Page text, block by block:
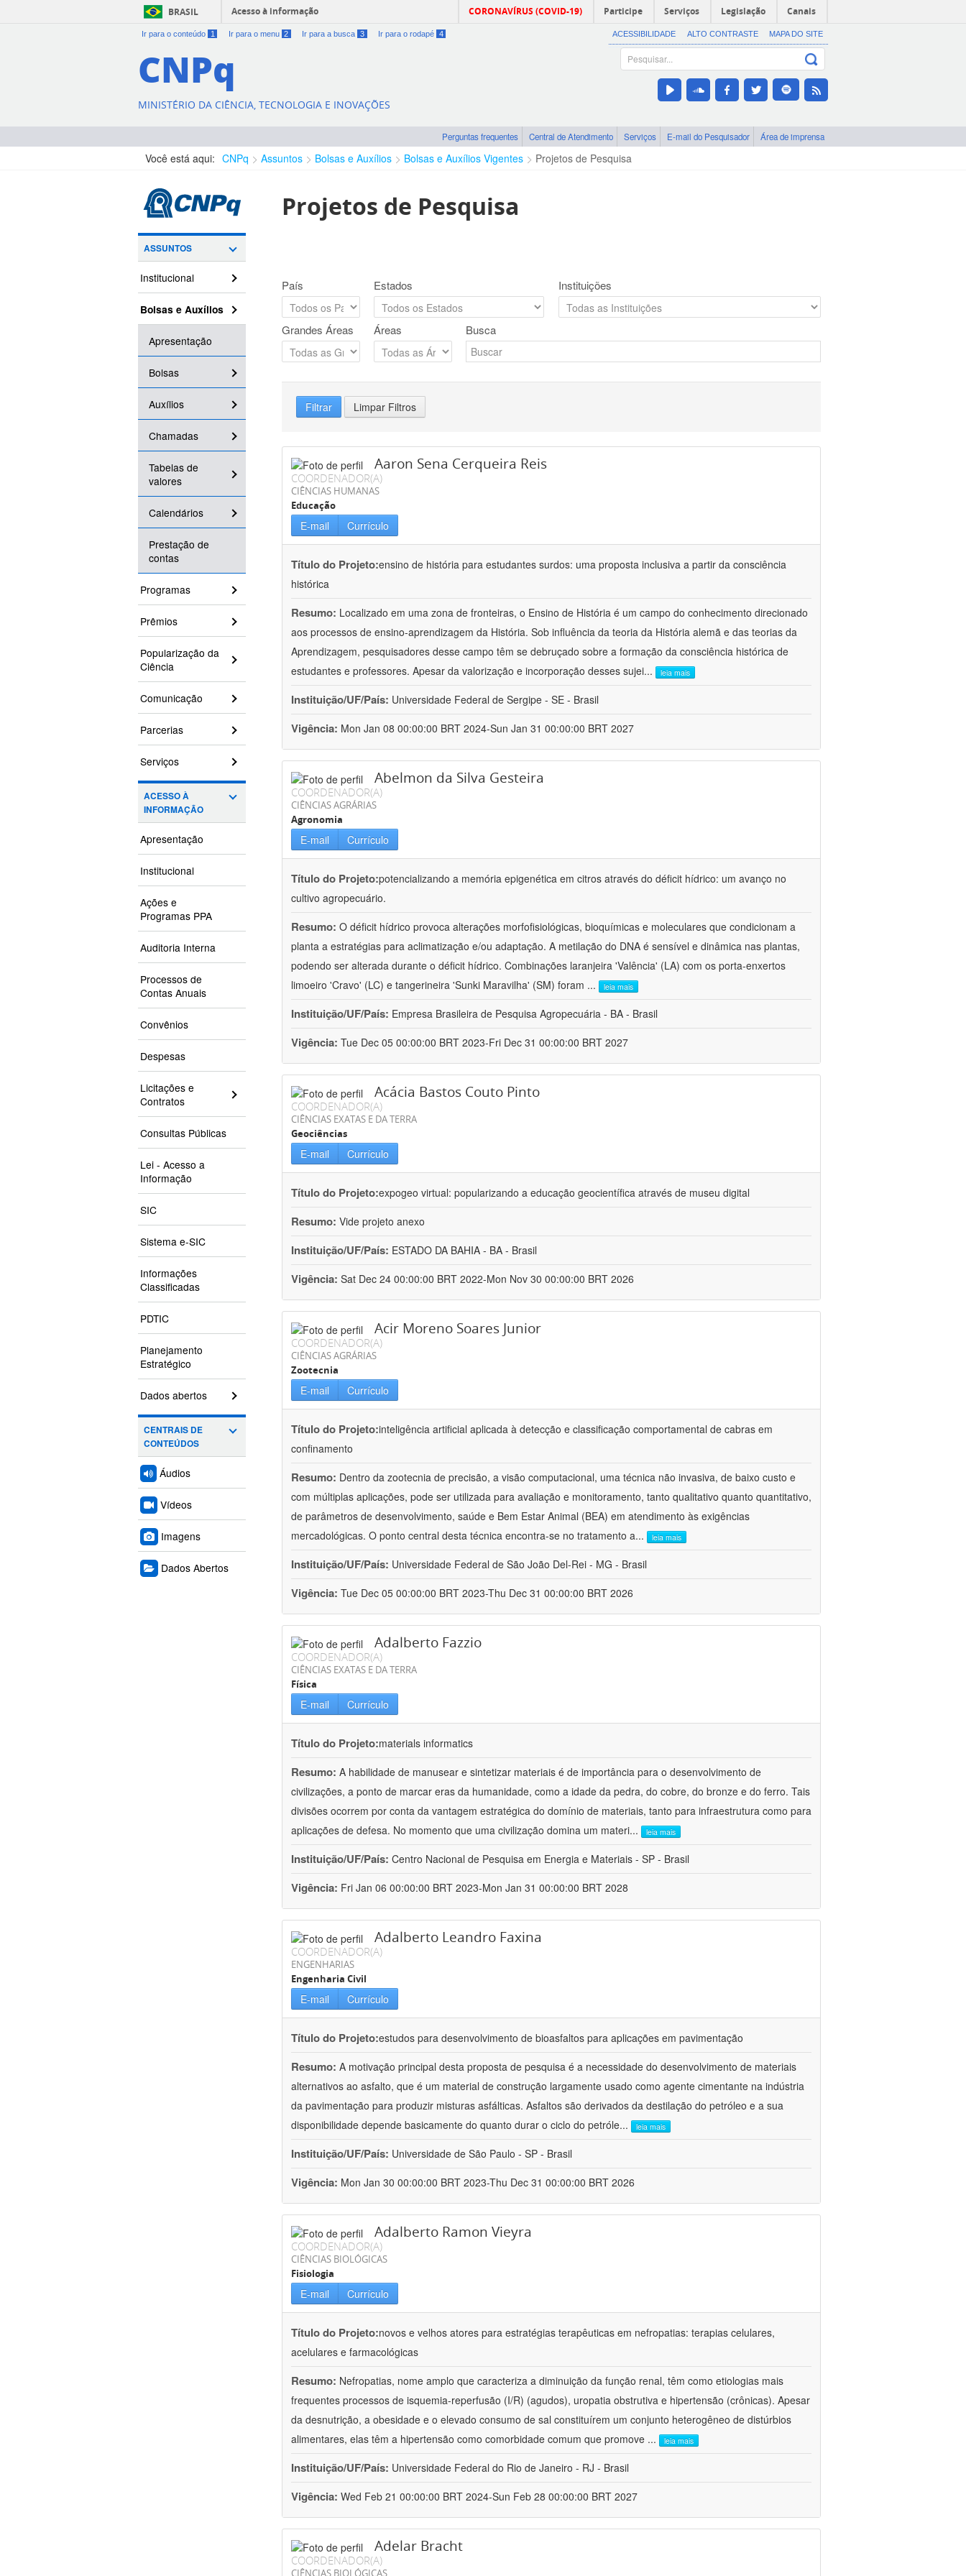
BRASIL Acesso à informação CORONAVÍRUS (COVID-19) Participe Serviços Legislação Canais
Ir para o conteúdo 1 Ir para o menu 2 Ir para a busca 3 Ir para o rodapé 4 ACESSIBILIDADE ALTO CONTRASTE MAPA DO SITE
CNPq
MINISTÉRIO DA CIÊNCIA, TECNOLOGIA E INOVAÇÕES
Perguntas frequentes Central de Atendimento Serviços E-mail do Pesquisador Área de imprensa
Você está aqui: CNPq Assuntos Bolsas e Auxílios Bolsas e Auxílios Vigentes Projetos de Pesquisa
ASSUNTOS
Institucional
Bolsas e Auxílios
Apresentação
Bolsas
Auxílios
Chamadas
Tabelas de
valores
Calendários
Prestação de
contas
Programas
Prêmios
Popularização da
Ciência
Comunicação
Parcerias
Serviços
ACESSO À
INFORMAÇÃO
Apresentação
Institucional
Ações e
Programas PPA
Auditoria Interna
Processos de
Contas Anuais
Convênios
Despesas
Licitações e
Contratos
Consultas Públicas
Lei - Acesso a
Informação
SIC
Sistema e-SIC
Informações
Classificadas
PDTIC
Planejamento
Estratégico
Dados abertos
CENTRAIS DE
CONTEÚDOS
Áudios
Vídeos
Imagens
Dados Abertos
Projetos de Pesquisa
País Estados Instituições
Grandes Áreas Áreas Busca
Filtrar Limpar Filtros
Aaron Sena Cerqueira Reis
COORDENADOR(A)
CIÊNCIAS HUMANAS
Educação
E-mail Currículo
Título do Projeto:ensino de história para estudantes surdos: uma proposta inclusiva a partir da consciência
histórica
Resumo: Localizado em uma zona de fronteiras, o Ensino de História é um campo do conhecimento direcionado
aos processos de ensino-aprendizagem da História. Sob influência da teoria da História alemã e das teorias da
Aprendizagem, pesquisadores desse campo têm se debruçado sobre a formação da consciência histórica de
estudantes e professores. Apesar da valorização e incorporação desses sujei... leia mais
Instituição/UF/País: Universidade Federal de Sergipe - SE - Brasil
Vigência: Mon Jan 08 00:00:00 BRT 2024-Sun Jan 31 00:00:00 BRT 2027
Abelmon da Silva Gesteira
COORDENADOR(A)
CIÊNCIAS AGRÁRIAS
Agronomia
E-mail Currículo
Título do Projeto:potencializando a memória epigenética em citros através do déficit hídrico: um avanço no
cultivo agropecuário.
Resumo: O déficit hídrico provoca alterações morfofisiológicas, bioquímicas e moleculares que condicionam a
planta a estratégias para aclimatização e/ou adaptação. A metilação do DNA é sensível e dinâmica nas plantas,
podendo ser alterada durante o déficit hídrico. Combinações laranjeira 'Valência' (LA) com os porta-enxertos
limoeiro 'Cravo' (LC) e tangerineira 'Sunki Maravilha' (SM) foram ... leia mais
Instituição/UF/País: Empresa Brasileira de Pesquisa Agropecuária - BA - Brasil
Vigência: Tue Dec 05 00:00:00 BRT 2023-Fri Dec 31 00:00:00 BRT 2027
Acácia Bastos Couto Pinto
COORDENADOR(A)
CIÊNCIAS EXATAS E DA TERRA
Geociências
E-mail Currículo
Título do Projeto:expogeo virtual: popularizando a educação geocientífica através de museu digital
Resumo: Vide projeto anexo
Instituição/UF/País: ESTADO DA BAHIA - BA - Brasil
Vigência: Sat Dec 24 00:00:00 BRT 2022-Mon Nov 30 00:00:00 BRT 2026
Acir Moreno Soares Junior
COORDENADOR(A)
CIÊNCIAS AGRÁRIAS
Zootecnia
E-mail Currículo
Título do Projeto:inteligência artificial aplicada à detecção e classificação comportamental de cabras em
confinamento
Resumo: Dentro da zootecnia de precisão, a visão computacional, uma técnica não invasiva, de baixo custo e
com múltiplas aplicações, pode ser utilizada para avaliação e monitoramento, tanto qualitativo quanto quantitativo,
de parâmetros de desenvolvimento, saúde e Bem Estar Animal (BEA) em atendimento às exigências
mercadológicas. O ponto central desta técnica encontra-se no tratamento a... leia mais
Instituição/UF/País: Universidade Federal de São João Del-Rei - MG - Brasil
Vigência: Tue Dec 05 00:00:00 BRT 2023-Thu Dec 31 00:00:00 BRT 2026
Adalberto Fazzio
COORDENADOR(A)
CIÊNCIAS EXATAS E DA TERRA
Física
E-mail Currículo
Título do Projeto:materials informatics
Resumo: A habilidade de manusear e sintetizar materiais é de importância para o desenvolvimento de
civilizações, a ponto de marcar eras da humanidade, como a idade da pedra, do cobre, do bronze e do ferro. Tais
divisões ocorrem por conta da vantagem estratégica do domínio de materiais, tanto para infraestrutura como para
aplicações de defesa. No momento que uma civilização domina um materi... leia mais
Instituição/UF/País: Centro Nacional de Pesquisa em Energia e Materiais - SP - Brasil
Vigência: Fri Jan 06 00:00:00 BRT 2023-Mon Jan 31 00:00:00 BRT 2028
Adalberto Leandro Faxina
COORDENADOR(A)
ENGENHARIAS
Engenharia Civil
E-mail Currículo
Título do Projeto:estudos para desenvolvimento de bioasfaltos para aplicações em pavimentação
Resumo: A motivação principal desta proposta de pesquisa é a necessidade do desenvolvimento de materiais
alternativos ao asfalto, que é um material de construção largamente usado como agente cimentante na indústria
da pavimentação para produzir misturas asfálticas. Asfaltos são derivados da destilação do petróleo e a sua
disponibilidade depende basicamente do quanto durar o ciclo do petróle... leia mais
Instituição/UF/País: Universidade de São Paulo - SP - Brasil
Vigência: Mon Jan 30 00:00:00 BRT 2023-Thu Dec 31 00:00:00 BRT 2026
Adalberto Ramon Vieyra
COORDENADOR(A)
CIÊNCIAS BIOLÓGICAS
Fisiologia
E-mail Currículo
Título do Projeto:novos e velhos atores para estratégias terapêuticas em nefropatias: terapias celulares,
acelulares e farmacológicas
Resumo: Nefropatias, nome amplo que caracteriza a diminuição da função renal, têm como etiologias mais
frequentes processos de isquemia-reperfusão (I/R) (agudos), uropatia obstrutiva e hipertensão (crônicas). Apesar
da desnutrição, a obesidade e o elevado consumo de sal constituírem um conjunto heterogêneo de distúrbios
alimentares, elas têm a hipertensão como comorbidade comum que promove ... leia mais
Instituição/UF/País: Universidade Federal do Rio de Janeiro - RJ - Brasil
Vigência: Wed Feb 21 00:00:00 BRT 2024-Sun Feb 28 00:00:00 BRT 2027
Adelar Bracht
COORDENADOR(A)
CIÊNCIAS BIOLÓGICAS